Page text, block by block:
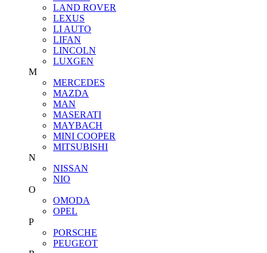
LAND ROVER
LEXUS
LI AUTO
LIFAN
LINCOLN
LUXGEN
M
MERCEDES
MAZDA
MAN
MASERATI
MAYBACH
MINI COOPER
MITSUBISHI
N
NISSAN
NIO
O
OMODA
OPEL
P
PORSCHE
PEUGEOT